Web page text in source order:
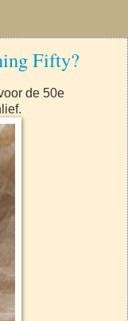
Fifty?
de 50e